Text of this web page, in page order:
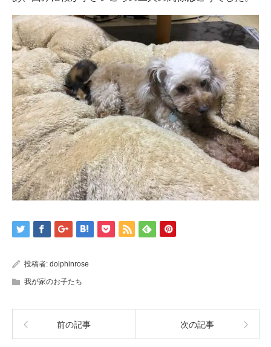
投稿者: dolphinrose
我が家のお子たち
前の記事 次の記事